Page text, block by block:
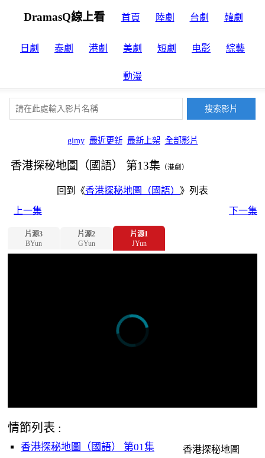
DramasQ線上看 首頁 陸劇 台劇 韓劇
日劇 泰劇 港劇 美劇 短劇 电影 綜藝
動漫
gimy 最近更新 最新上架 全部影片
香港探秘地圖（國語） 第13集 （港劇）
回到《香港探秘地圖（國語） 》列表
上一集
下一集
片源3
BYun
片源2
GYun
片源1
JYun
情節列表 :
香港探秘地圖（國語） 第01集
香港探秘地圖